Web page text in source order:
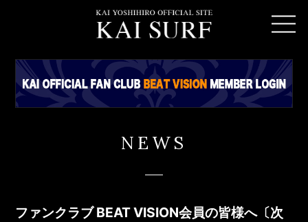
NEWS
ファンクラブ BEAT VISION会員の皆様へ〔次